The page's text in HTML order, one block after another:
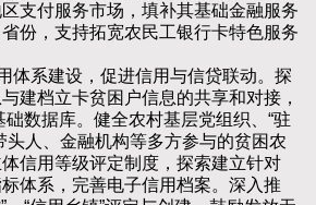
支付服务市场，填补其基础金融服务
份，支持拓宽农民工银行卡特色服务
系建设，促进信用与信贷联动。探
建档立卡贫困户信息的共享和对接，
数据库。健全农村基层党组织、“驻
头人、金融机构等多方参与的贫困农
信用等级评定制度，探索建立针对
体系，完善电子信用档案。深入推